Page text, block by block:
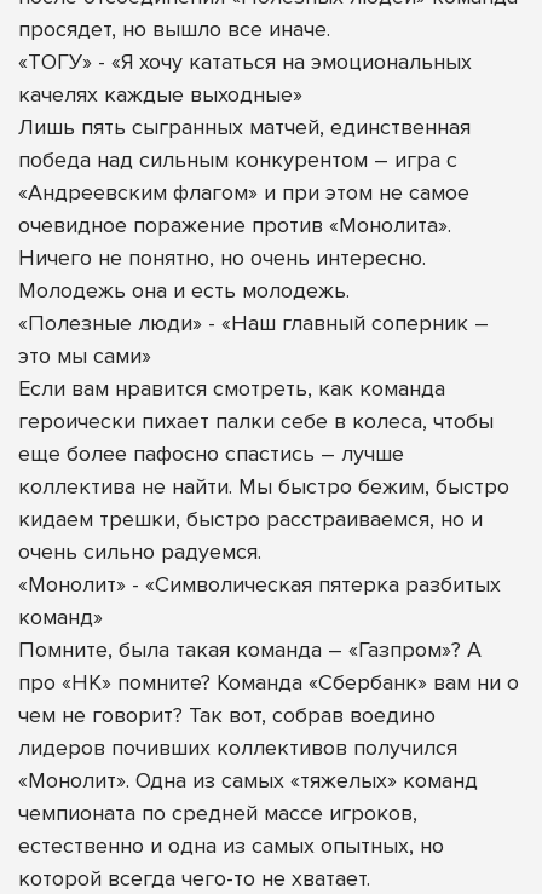
просядет, но вышло все иначе.
«ТОГУ» - «Я хочу кататься на эмоциональных
качелях каждые выходные»
Лишь пять сыгранных матчей, единственная
победа над сильным конкурентом – игра с
«Андреевским флагом» и при этом не самое
очевидное поражение против «Монолита».
Ничего не понятно, но очень интересно.
Молодежь она и есть молодежь.
«Полезные люди» - «Наш главный соперник –
это мы сами»
Если вам нравится смотреть, как команда
героически пихает палки себе в колеса, чтобы
еще более пафосно спастись – лучше
коллектива не найти. Мы быстро бежим, быстро
кидаем трешки, быстро расстраиваемся, но и
очень сильно радуемся.
«Монолит» - «Символическая пятерка разбитых
команд»
Помните, была такая команда – «Газпром»? А
про «НК» помните? Команда «Сбербанк» вам ни о
чем не говорит? Так вот, собрав воедино
лидеров почивших коллективов получился
«Монолит». Одна из самых «тяжелых» команд
чемпионата по средней массе игроков,
естественно и одна из самых опытных, но
которой всегда чего-то не хватает.